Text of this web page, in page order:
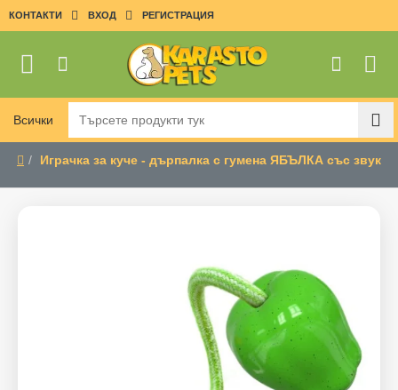
КОНТАКТИ ВХОД РЕГИСТРАЦИЯ
Всички
Търсете
продукти
тук
Играчка за куче - дърпалка с гумена ЯБЪЛКА със звук